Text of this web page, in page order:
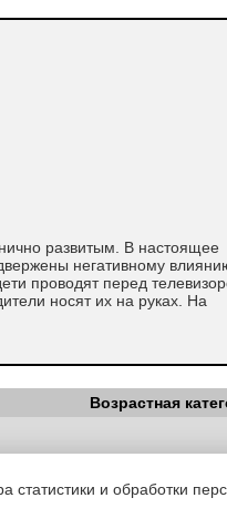
развитым. В настоящее
негативному
проводят перед
носят их на руках. На
как мячи, обручи,
Возрастная
Педагога|Об издании|
и обработки